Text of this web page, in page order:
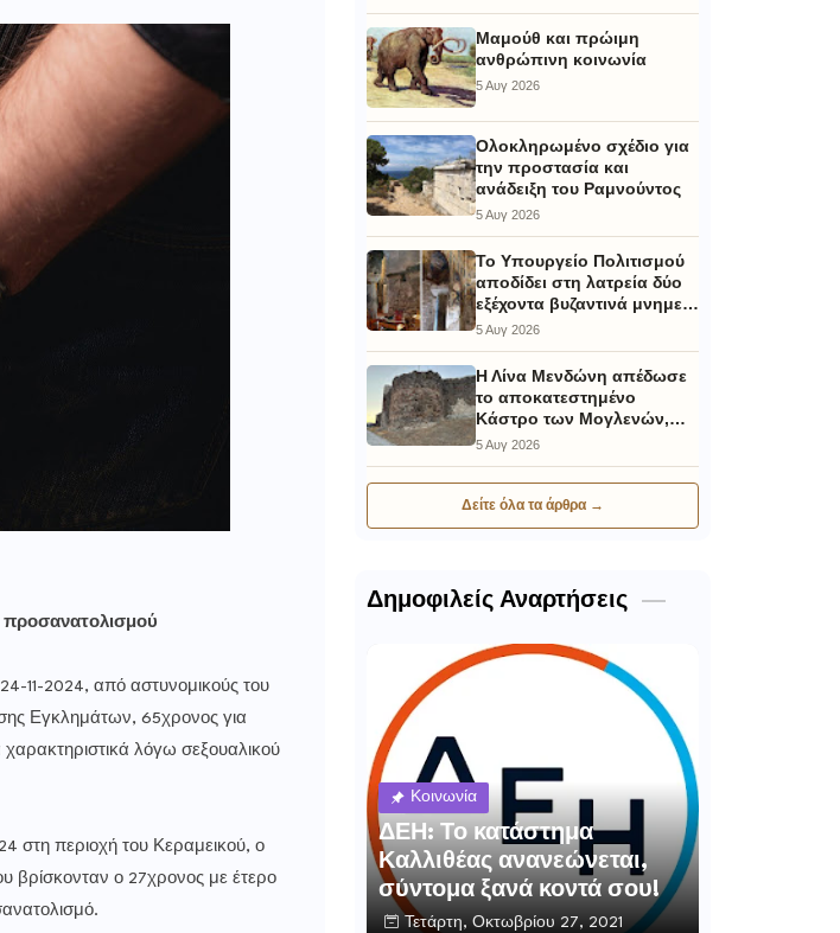
11-2024, από αστυνομικούς του
Εγκλημάτων, 65χρονος για
λόγω σεξουαλικού
στη περιοχή του Κεραμεικού, ο
βρίσκονταν ο 27χρονος με έτερο
Μαμούθ και πρώιμη
ανθρώπινη κοινωνία
5 Αυγ 2026
Ολοκληρωμένο σχέδιο για
την προστασία και
ανάδειξη του Ραμνούντος
5 Αυγ 2026
Το Υπουργείο Πολιτισμού
αποδίδει στη λατρεία δύο
εξέχοντα βυζαντινά μνημεία
στην Καστοριά και έπεται
τέμενος Κουρσούμ
5 Αυγ 2026
Η Λίνα Μενδώνη απέδωσε
το αποκατεστημένο
Κάστρο των Μογλενών,
στην τοπική κοινωνία και
Πέλλας
5 Αυγ 2026
Δείτε όλα τα άρθρα →
Δημοφιλείς Αναρτήσεις
Κοινωνία
ΔΕΗ: Το κατάστημα
Καλλιθέας ανανεώνεται,
σύντομα ξανά κοντά σου!
Τετάρτη, Οκτωβρίου 27, 2021